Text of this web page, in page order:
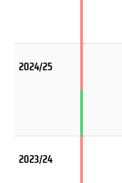
2024/25
2023/24